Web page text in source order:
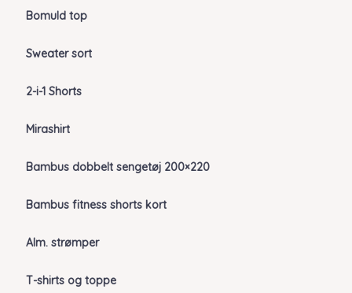
Bomuld top
Sweater sort
2-i-1 Shorts
Mirashirt
Bambus dobbelt sengetøj 200×220
Bambus fitness shorts kort
Alm. strømper
T-shirts og toppe